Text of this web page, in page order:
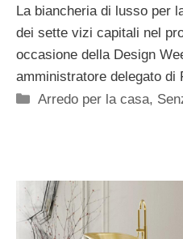
La biancheria di lusso per
dei sette vizi capitali nel
occasione della Design
amministratore delegato
Categorie
Arredo per la casa,